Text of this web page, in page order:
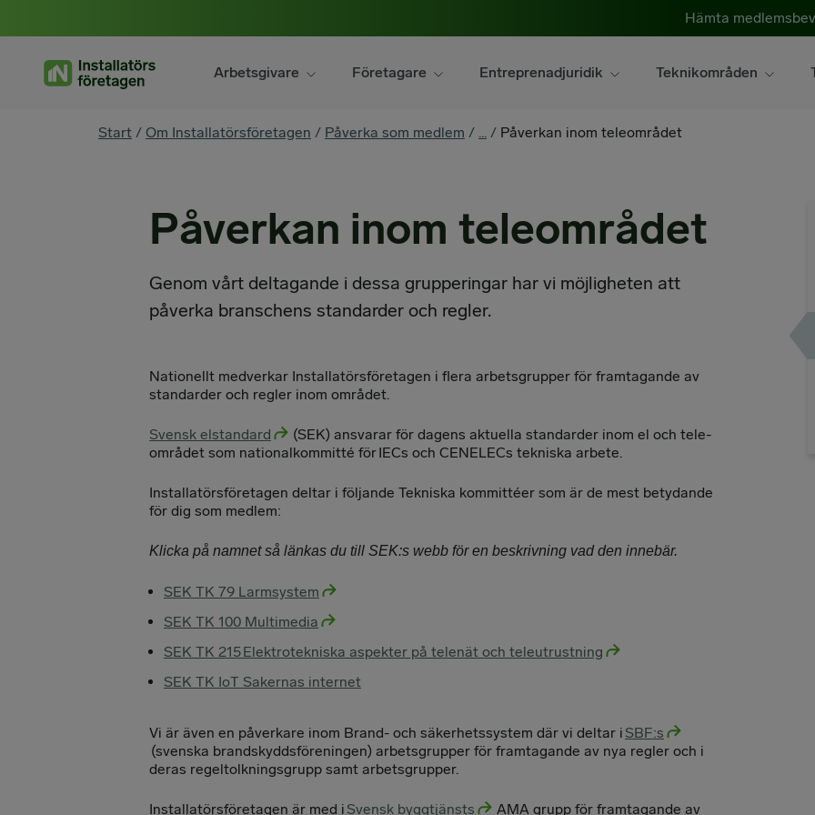
Hämta
Arbetsgivare Företagare Entreprenadjuridik Teknikområden
You
Start / Om Installatörsföretagen / Påverka som medlem / ... / Påverkan inom teleområdet
Påverkan inom teleområdet
Genom vårt deltagande i dessa grupperingar har vi möjligheten att
påverka branschens standarder och regler.
Nationellt medverkar Installatörsföretagen i flera arbetsgrupper för framtagande av
standarder och regler inom området.
Svensk elstandard
(SEK) ansvarar för dagens aktuella standarder inom el och tele-
området som nationalkommitté för IECs och CENELECs tekniska arbete.
Installatörsföretagen deltar i följande Tekniska kommittéer som är de mest betydande
för dig som medlem:
Klicka på namnet så länkas du till SEK:s webb för en beskrivning vad den innebär.
SEK TK 79 Larmsystem
SEK TK 100 Multimedia
SEK TK 215 Elektrotekniska aspekter på telenät och teleutrustning
SEK TK IoT Sakernas internet
Vi är även en påverkare inom Brand- och säkerhetssystem där vi deltar i SBF:s
(svenska brandskyddsföreningen) arbetsgrupper för framtagande av nya regler och i
deras regeltolkningsgrupp samt arbetsgrupper.
Installatörsföretagen är med i Svensk byggtjänsts AMA grupp för framtagande av